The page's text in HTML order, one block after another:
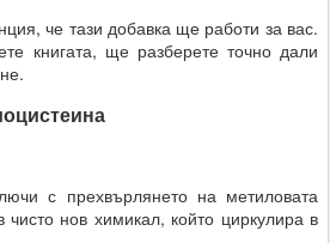
че тази добавка ще работи за вас.
книгата, ще разберете точно дали
с прехвърлянето на метиловата
нов химикал, който циркулира в